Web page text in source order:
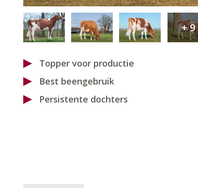
+9
Topper voor productie
Best beengebruik
Persistente dochters